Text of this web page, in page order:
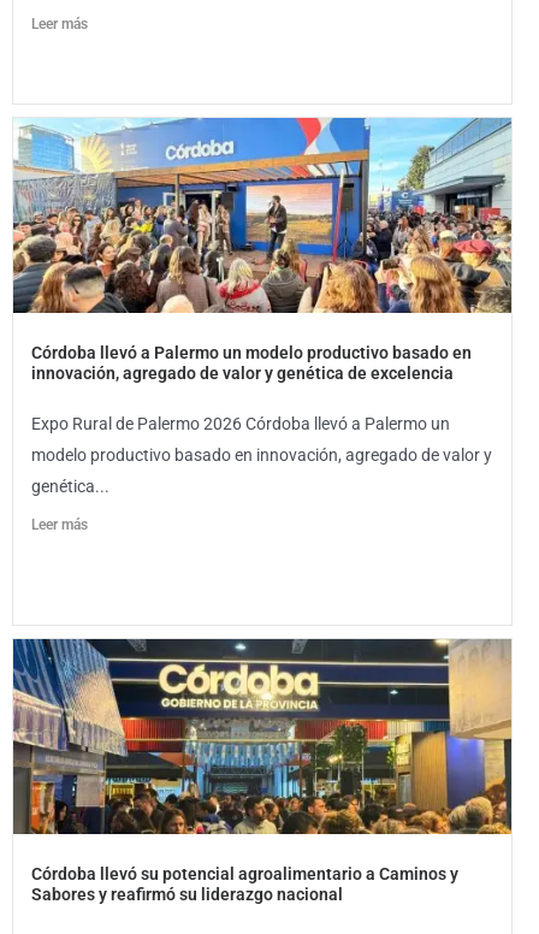
Leer más
Córdoba llevó a Palermo un modelo productivo basado en
innovación, agregado de valor y genética de excelencia
Expo Rural de Palermo 2026 Córdoba llevó a Palermo un
modelo productivo basado en innovación, agregado de valor y
genética...
Leer más
Córdoba llevó su potencial agroalimentario a Caminos y
Sabores y reafirmó su liderazgo nacional